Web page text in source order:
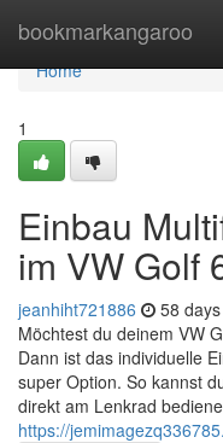
bookmarkangaroo
Home
Home
1
Einbau
im VW Golf
jeanhiht721886 58
Möchtest du deinem VW
Dann ist das individuelle
super Option. So kannst
direkt am Lenkrad
https://